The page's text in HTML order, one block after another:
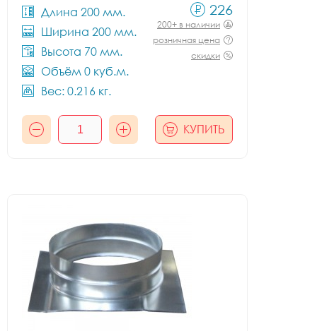
Длина 200 мм.
Ширина 200 мм.
Высота 70 мм.
Объём 0 куб.м.
Вес: 0.216 кг.
226
200+ в наличии
розничная цена
скидки
КУПИТЬ